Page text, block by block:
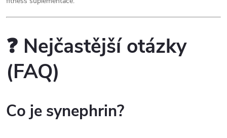
❓ Nejčastější otázky
(FAQ)
Co je synephrin?